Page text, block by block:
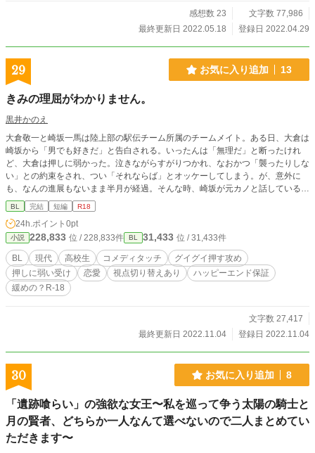
感想数 23
文字数 77,986
最終更新日 2022.05.18
登録日 2022.04.29
29 お気に入り追加 13
きみの理屈がわかりません。
黒井かのえ
大倉敬一と崎坂一馬は陸上部の駅伝チーム所属のチームメイト。ある日、大倉は
崎坂から「男でも好きだ」と告白される。いったんは「無理だ」と断ったけれ
ど、大倉は押しに弱かった。泣きながらすがりつかれ、なおかつ「襲ったりしな
い」との約束をされ、つい「それならば」とオッケーしてしまう。が、意外に
も、なんの進展もないまま半月が経過。そんな時、崎坂が元カノと話しているの
を見て大倉は動揺してしまい……
BL 完結 短編 R18
24h.ポイント 0pt
小説 228,833 位 / 228,833件 BL 31,433 位 / 31,433件
BL 現代 高校生 コメディタッチ
グイグイ押す攻め
押しに弱い受け
恋愛 視点切り替えあり
ハッピーエンド保証
緩めの？R-18
文字数 27,417
最終更新日 2022.11.04
登録日 2022.11.04
30 お気に入り追加 8
「遺跡喰らい」の強欲な女王〜私を巡って争う太陽の騎士と
月の賢者、どちらか一人なんて選べないので二人まとめてい
ただきます〜